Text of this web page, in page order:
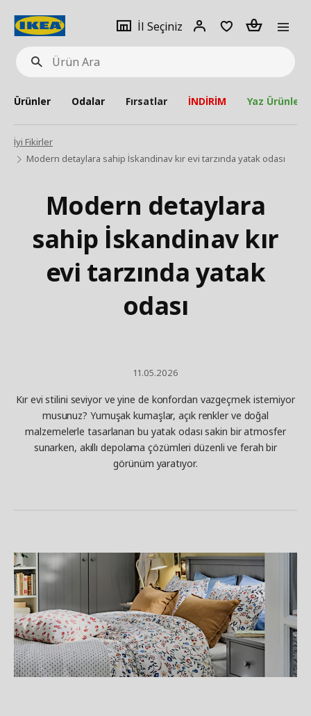
Ürün
Ara
İl Seçiniz
Giriş
Adet
Ürünler Odalar Fırsatlar İNDİRİM Yaz Ürünleri
İyi Fikirler
Modern detaylara sahip İskandinav kır evi tarzında yatak odası
Modern detaylara
sahip İskandinav kır
evi tarzında yatak
odası
11.05.2026
Kır evi stilini seviyor ve yine de konfordan vazgeçmek istemiyor
musunuz? Yumuşak kumaşlar, açık renkler ve doğal
malzemelerle tasarlanan bu yatak odası sakin bir atmosfer
sunarken, akıllı depolama çözümleri düzenli ve ferah bir
görünüm yaratıyor.